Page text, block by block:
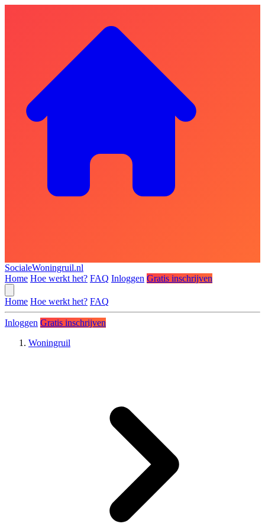
SocialeWoningruil.nl
Home Hoe werkt het? FAQ Inloggen Gratis inschrijven
Home Hoe werkt het? FAQ
Inloggen Gratis inschrijven
Woningruil